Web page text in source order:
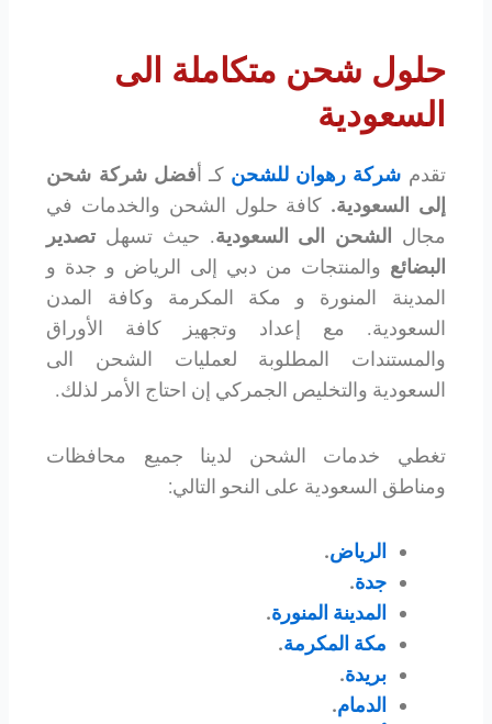
حلول شحن متكاملة الى
السعودية
تقدم شركة رهوان للشحن كـ أفضل شركة شحن
إلى السعودية. كافة حلول الشحن والخدمات في
مجال
الشحن الى السعودية. حيث تسهل تصدير
البضائع والمنتجات من دبي إلى الرياض و جدة و
المدينة المنورة و مكة المكرمة وكافة المدن
السعودية. مع إعداد وتجهيز كافة الأوراق
والمستندات المطلوبة لعمليات الشحن الى
السعودية والتخليص الجمركي إن احتاج الأمر لذلك.
تغطي خدمات الشحن لدينا جميع محافظات
ومناطق السعودية على النحو التالي:
الرياض.
جدة.
المدينة المنورة.
مكة المكرمة.
بريدة.
الدمام.